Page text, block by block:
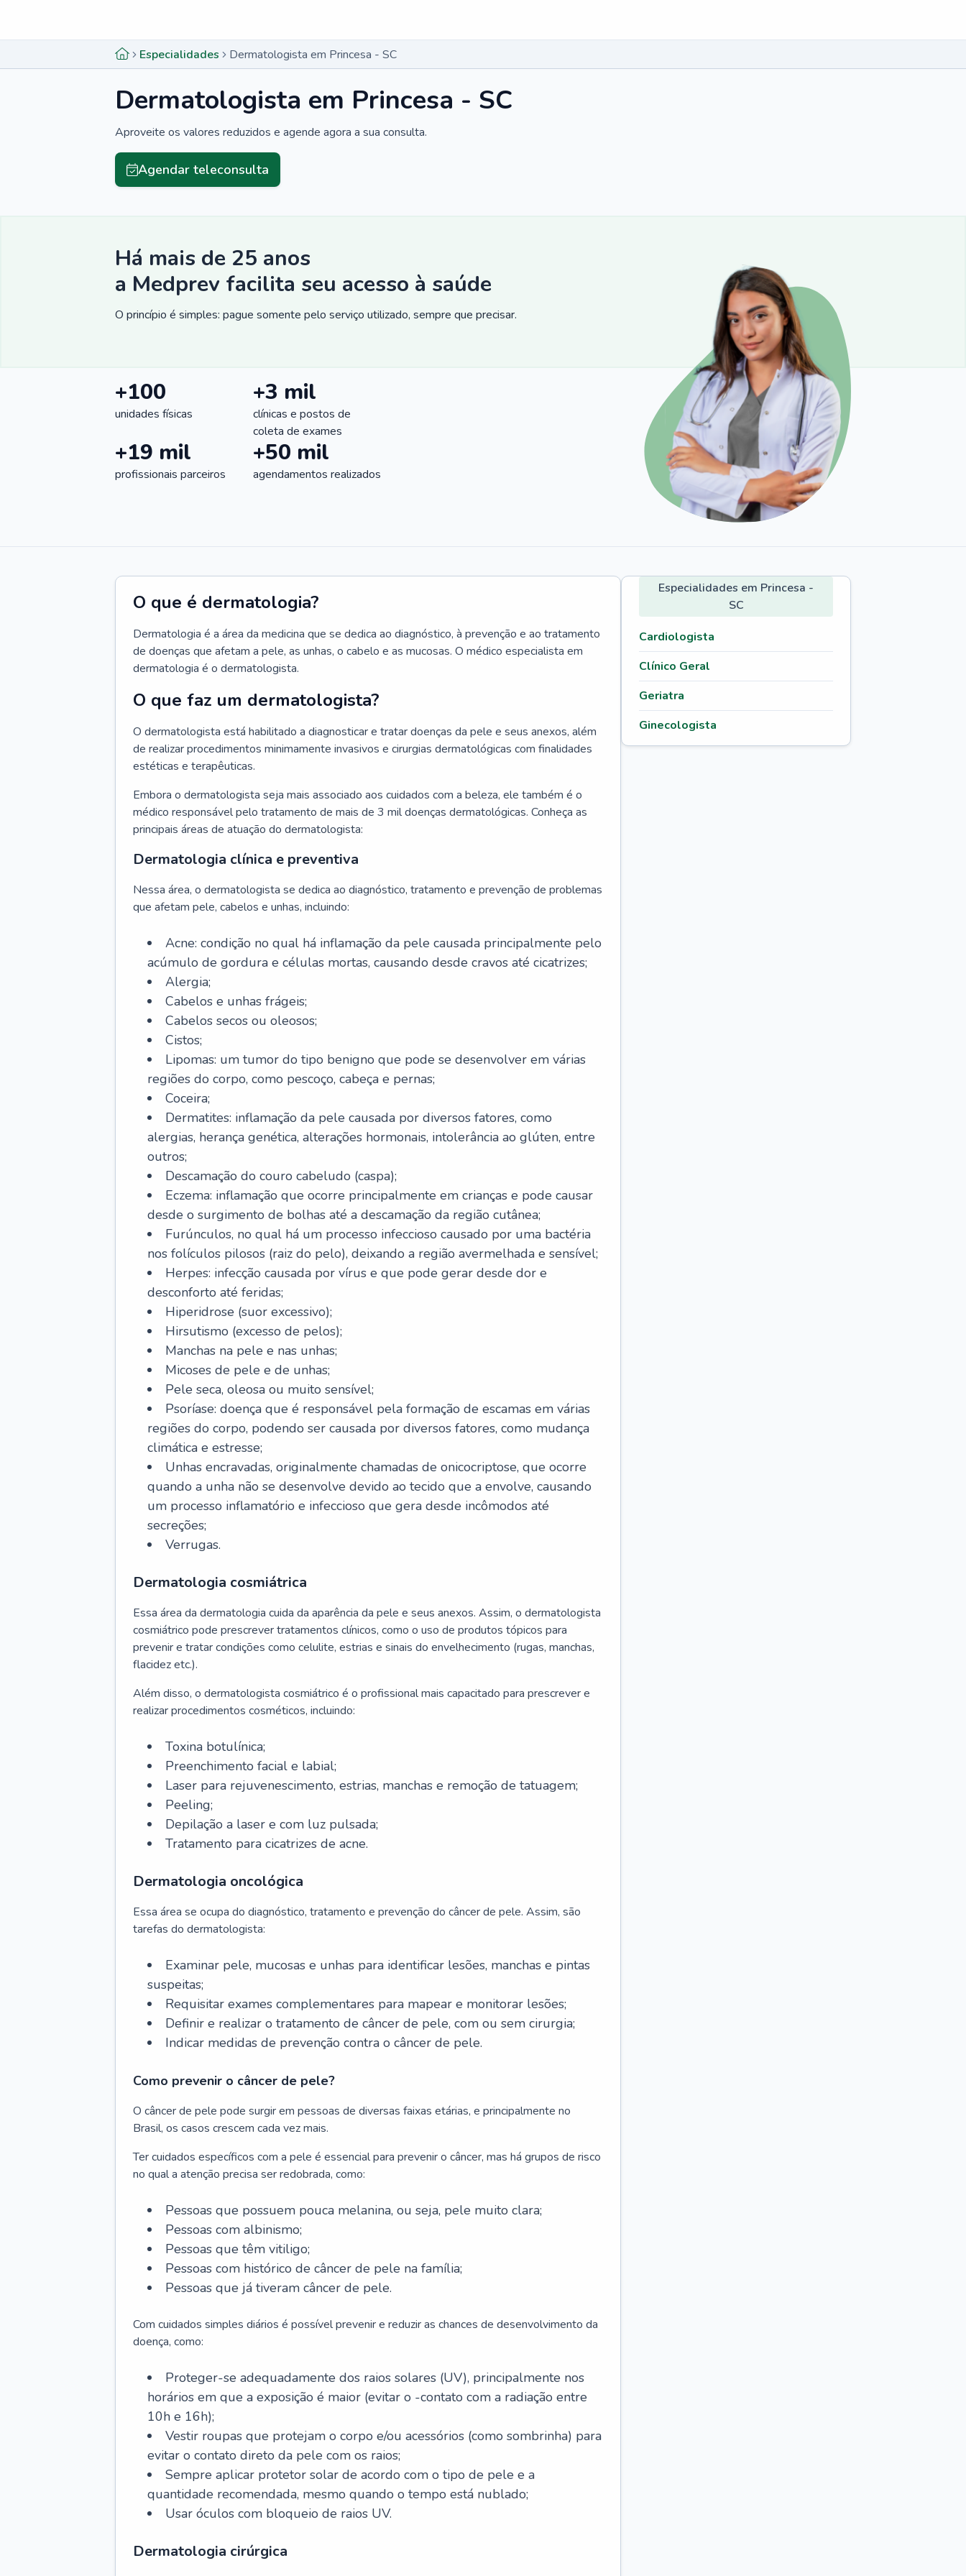
Especialidades Dermatologista em Princesa - SC
Dermatologista em Princesa - SC
Aproveite os valores reduzidos e agende agora a sua consulta.
Agendar teleconsulta
Há mais de 25 anos
a Medprev facilita seu acesso à saúde
O princípio é simples: pague somente pelo serviço utilizado, sempre que precisar.
+100
unidades físicas
+3 mil
clínicas e postos de
coleta de exames
+19 mil
profissionais parceiros
+50 mil
agendamentos realizados
O que é dermatologia?
Dermatologia é a área da medicina que se dedica ao diagnóstico, à prevenção e ao tratamento
de doenças que afetam a pele, as unhas, o cabelo e as mucosas. O médico especialista em
dermatologia é o dermatologista.
O que faz um dermatologista?
O dermatologista está habilitado a diagnosticar e tratar doenças da pele e seus anexos, além
de realizar procedimentos minimamente invasivos e cirurgias dermatológicas com finalidades
estéticas e terapêuticas.
Embora o dermatologista seja mais associado aos cuidados com a beleza, ele também é o
médico responsável pelo tratamento de mais de 3 mil doenças dermatológicas. Conheça as
principais áreas de atuação do dermatologista:
Dermatologia clínica e preventiva
Nessa área, o dermatologista se dedica ao diagnóstico, tratamento e prevenção de problemas
que afetam pele, cabelos e unhas, incluindo:
Acne: condição no qual há inflamação da pele causada principalmente pelo
acúmulo de gordura e células mortas, causando desde cravos até cicatrizes;
Alergia;
Cabelos e unhas frágeis;
Cabelos secos ou oleosos;
Cistos;
Lipomas: um tumor do tipo benigno que pode se desenvolver em várias
regiões do corpo, como pescoço, cabeça e pernas;
Coceira;
Dermatites: inflamação da pele causada por diversos fatores, como
alergias, herança genética, alterações hormonais, intolerância ao glúten, entre
outros;
Descamação do couro cabeludo (caspa);
Eczema: inflamação que ocorre principalmente em crianças e pode causar
desde o surgimento de bolhas até a descamação da região cutânea;
Furúnculos, no qual há um processo infeccioso causado por uma bactéria
nos folículos pilosos (raiz do pelo), deixando a região avermelhada e sensível;
Herpes: infecção causada por vírus e que pode gerar desde dor e
desconforto até feridas;
Hiperidrose (suor excessivo);
Hirsutismo (excesso de pelos);
Manchas na pele e nas unhas;
Micoses de pele e de unhas;
Pele seca, oleosa ou muito sensível;
Psoríase: doença que é responsável pela formação de escamas em várias
regiões do corpo, podendo ser causada por diversos fatores, como mudança
climática e estresse;
Unhas encravadas, originalmente chamadas de onicocriptose, que ocorre
quando a unha não se desenvolve devido ao tecido que a envolve, causando
um processo inflamatório e infeccioso que gera desde incômodos até
secreções;
Verrugas.
Dermatologia cosmiátrica
Essa área da dermatologia cuida da aparência da pele e seus anexos. Assim, o dermatologista
cosmiátrico pode prescrever tratamentos clínicos, como o uso de produtos tópicos para
prevenir e tratar condições como celulite, estrias e sinais do envelhecimento (rugas, manchas,
flacidez etc.).
Além disso, o dermatologista cosmiátrico é o profissional mais capacitado para prescrever e
realizar procedimentos cosméticos, incluindo:
Toxina botulínica;
Preenchimento facial e labial;
Laser para rejuvenescimento, estrias, manchas e remoção de tatuagem;
Peeling;
Depilação a laser e com luz pulsada;
Tratamento para cicatrizes de acne.
Dermatologia oncológica
Essa área se ocupa do diagnóstico, tratamento e prevenção do câncer de pele. Assim, são
tarefas do dermatologista:
Examinar pele, mucosas e unhas para identificar lesões, manchas e pintas
suspeitas;
Requisitar exames complementares para mapear e monitorar lesões;
Definir e realizar o tratamento de câncer de pele, com ou sem cirurgia;
Indicar medidas de prevenção contra o câncer de pele.
Como prevenir o câncer de pele?
O câncer de pele pode surgir em pessoas de diversas faixas etárias, e principalmente no
Brasil, os casos crescem cada vez mais.
Ter cuidados específicos com a pele é essencial para prevenir o câncer, mas há grupos de risco
no qual a atenção precisa ser redobrada, como:
Pessoas que possuem pouca melanina, ou seja, pele muito clara;
Pessoas com albinismo;
Pessoas que têm vitiligo;
Pessoas com histórico de câncer de pele na família;
Pessoas que já tiveram câncer de pele.
Com cuidados simples diários é possível prevenir e reduzir as chances de desenvolvimento da
doença, como:
Proteger-se adequadamente dos raios solares (UV), principalmente nos
horários em que a exposição é maior (evitar o -contato com a radiação entre
10h e 16h);
Vestir roupas que protejam o corpo e/ou acessórios (como sombrinha) para
evitar o contato direto da pele com os raios;
Sempre aplicar protetor solar de acordo com o tipo de pele e a
quantidade recomendada, mesmo quando o tempo está nublado;
Usar óculos com bloqueio de raios UV.
Dermatologia cirúrgica
Especialidades em Princesa -
SC
Cardiologista
Clínico Geral
Geriatra
Ginecologista